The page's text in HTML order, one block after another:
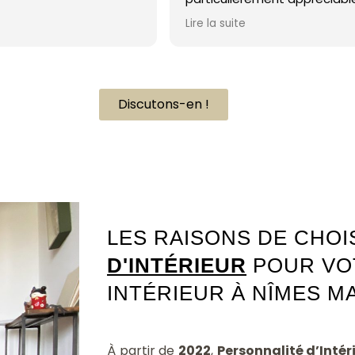
Une créativité doublée d’une
sensibilité au service de mon
Lire la suite
Discutons-en !
LES RAISONS DE
D'INTÉRIEUR POUR
INTÉRIEUR À NÎMES
À partir de 2022, Personnalité